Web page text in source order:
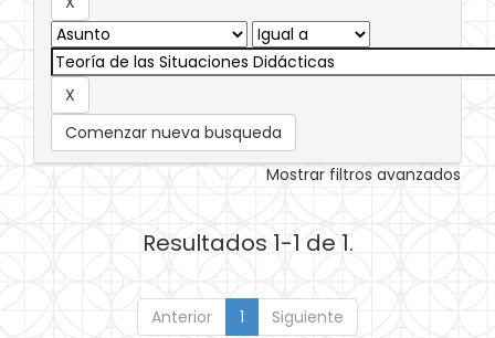
Comenzar nueva busqueda
Mostrar filtros avanzados
Resultados 1-1 de 1.
Anterior 1 Siguiente